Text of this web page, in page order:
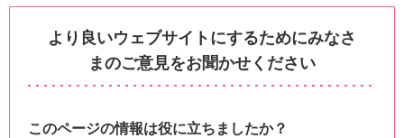
より良いウェブサイトにするためにみなさ
まのご意見をお聞かせください
このページの情報は役に立ちましたか？